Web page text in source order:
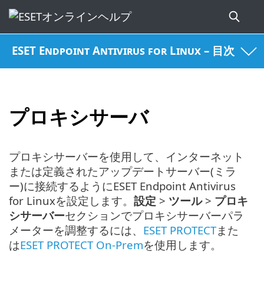
ESET Endpoint Antivirus for Linux – 目次
プロキシサーバ
プロキシサーバーを使用して、インターネット
または定義されたアップデートサーバー(ミラ
ー)に接続するようにESET Endpoint Antivirus
for Linuxを設定します。 設定 > ツール> プロキ
シサーバーセクションでプロキシサーバーパラ
メーターを調整するには、 ESET PROTECTまた
はESET PROTECT On-Premを使用します。